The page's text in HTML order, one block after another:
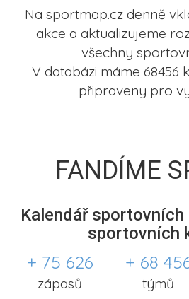
Na sportmap.cz denně
akce a aktualizujeme
všechny
V databázi máme 68456
připraveny pro
FANDÍME
Kalendář sportovních
sportovních
+ 75 626
zápasů
+ 68
týmů